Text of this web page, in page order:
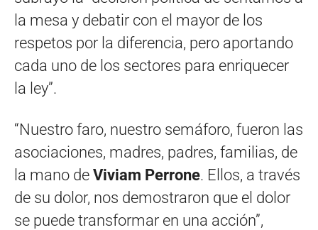
la mesa y debatir con el mayor de los
respetos por la diferencia, pero aportando
cada uno de los sectores para enriquecer
la ley”.
“Nuestro faro, nuestro semáforo, fueron las
asociaciones, madres, padres, familias, de
la mano de Viviam Perrone. Ellos, a través
de su dolor, nos demostraron que el dolor
se puede transformar en una acción”,